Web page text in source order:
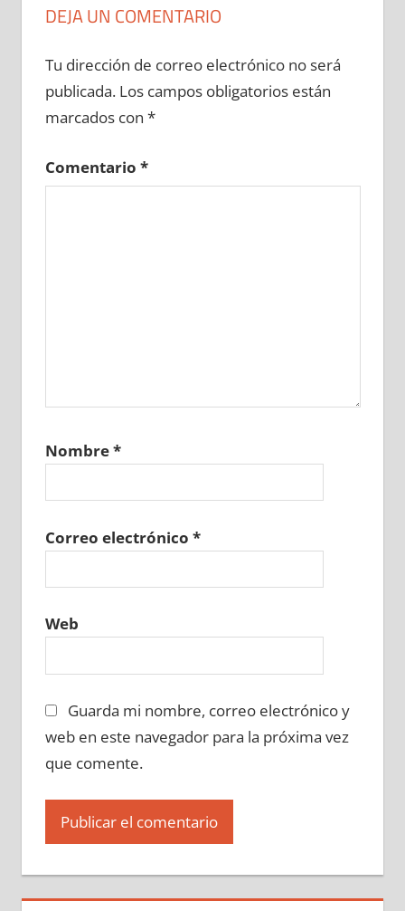
DEJA UN COMENTARIO
Tu dirección de correo electrónico no será
publicada. Los campos obligatorios están
marcados con *
Comentario *
Nombre*
Correo electrónico *
Web
Guarda mi nombre, correo electrónico y
web en este navegador para la próxima vez
que comente.